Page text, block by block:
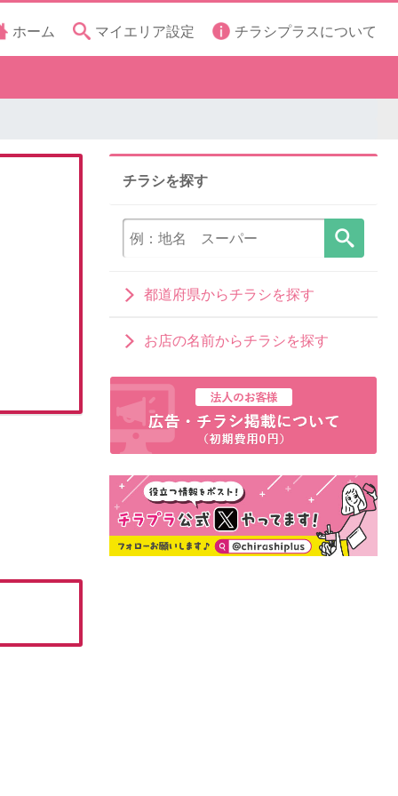
ホーム マイエリア設定 チラシプラスについて
チラシを探す
都道府県からチラシを探す
お店の名前からチラシを探す